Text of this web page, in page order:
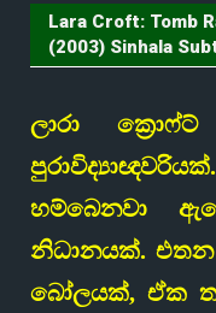
Lara Croft: Tomb
(2003) Sinhala
ලාරා
හම්බෙනවා
නිධානයක්. එතන
බෝලයක්, ඒක